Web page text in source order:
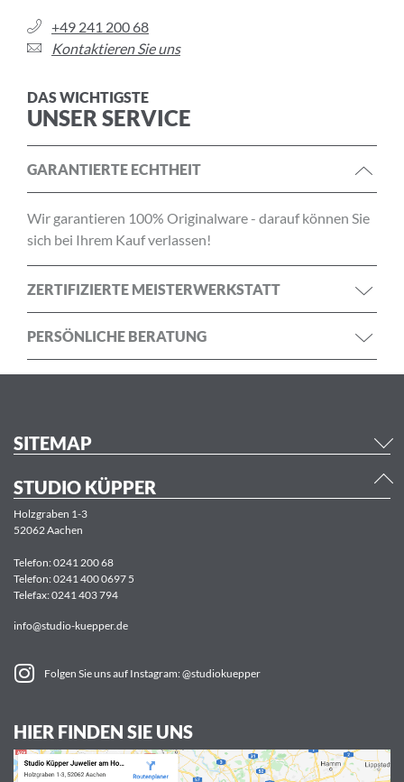
+49 241 200 68
Kontaktieren Sie uns
DAS WICHTIGSTE
UNSER SERVICE
GARANTIERTE ECHTHEIT
Wir garantieren 100% Originalware - darauf können Sie
sich bei Ihrem Kauf verlassen!
ZERTIFIZIERTE MEISTERWERKSTATT
PERSÖNLICHE BERATUNG
SITEMAP
STUDIO KÜPPER
Holzgraben 1-3
52062 Aachen
Telefon:0241 200 68
Telefon:0241 400 0697 5
Telefax: 0241 403 794
info@studio-kuepper.de
Folgen Sie uns auf Instagram: @studiokuepper
HIER FINDEN SIE UNS